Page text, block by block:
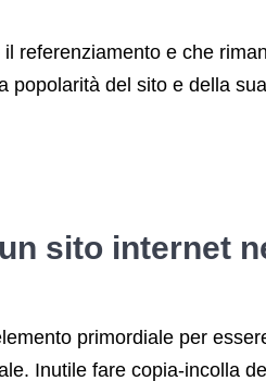
referenziamento e che
popolarità del sito e della
sito internet
primordiale per
Inutile fare copia-incolla